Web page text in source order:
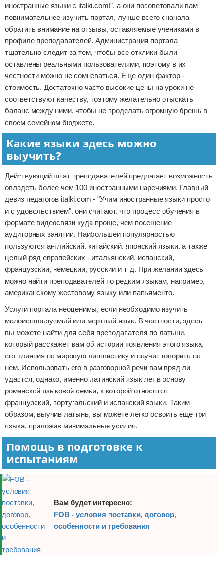
иностранные языки с italki.com!", а они посоветовали вам
повнимательнее изучить портал, лучше всего сначала
обратить внимание на отзывы, оставляемые учениками в
профиле преподавателей. Администрация портала
тщательно следит за тем, чтобы все отклики были
оставлены реальными пользователями, поэтому в их
честности можно не сомневаться. Еще один фактор -
стоимость. Достаточно часто высокие цены на уроки не
соответствуют качеству, поэтому желательно отыскать
баланс между ними, чтобы не проделать огромную брешь в
своем семейном бюджете.
Какие языки здесь можно
выучить?
Действующий штат преподавателей предлагает возможность
овладеть более чем 100 иностранными наречиями. Главный
девиз педагогов italki.com - "Учим иностранные языки просто
и с удовольствием", они считают, что процесс обучения в
формате видеосвязи куда проще, чем посещение
аудиторных занятий. Наибольшей популярностью
пользуются английский, китайский, японский языки, а также
целый ряд европейских - итальянский, испанский,
французский, немецкий, русский и т. д. При желании здесь
можно найти преподавателей по редким языкам, например,
американскому жестовому языку или папьяменто.
Услуги портала неоценимы, если необходимо изучить
малоиспользуемый или мертвый язык. В частности, здесь
вы можете найти для себя преподавателя по латыни,
который расскажет вам об истории появления этого языка,
его влияния на мировую лингвистику и научит говорить на
нем. Использовать его в разговорной речи вам вряд ли
удастся, однако, именно латинский язык лег в основу
романской языковой семьи, к которой относятся
французский, португальский и испанский языки. Таким
образом, выучив латынь, вы можете легко освоить еще три
языка, приложив минимальные усилия.
Помощь в подготовке к
испытаниям
Вам будет интересно:
FOB - условия поставки, договор,
особенности и требования